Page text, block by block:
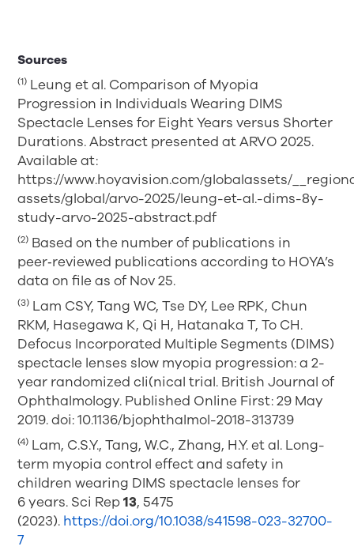
Sources
(1) Leung et al. Comparison of Myopia
Progression in Individuals Wearing DIMS
Spectacle Lenses for Eight Years versus Shorter
Durations. Abstract presented at ARVO 2025.
Available at:
https://www.hoyavision.com/globalassets/
assets/global/arvo-2025/leung-et-al.-dims-8y-
study-arvo-2025-abstract.pdf
(2) Based on the number of publications in
peer‑reviewed publications according to HOYA’s
data on file as of Nov 25.
(3) Lam CSY, Tang WC, Tse DY, Lee RPK, Chun
RKM, Hasegawa K, Qi H, Hatanaka T, To CH.
Defocus Incorporated Multiple Segments (DIMS)
spectacle lenses slow myopia progression: a 2-
year randomized cli(nical trial. British Journal of
Ophthalmology. Published Online First: 29 May
2019. doi: 10.1136/bjophthalmol-2018-313739
(4) Lam, C.S.Y., Tang, W.C., Zhang, H.Y. et al. Long-
term myopia control effect and safety in
children wearing DIMS spectacle lenses for
6 years. Sci Rep13, 5475
(2023). https://doi.org/10.1038/s41598-023-32700-
7